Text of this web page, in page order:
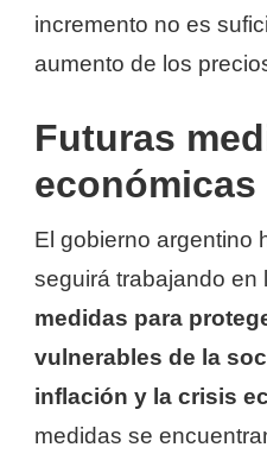
incremento no es
aumento de los
Futuras
económicas
El gobierno argentino
seguirá trabajando en
medidas para
vulnerables de la
inflación y la crisis
medidas se